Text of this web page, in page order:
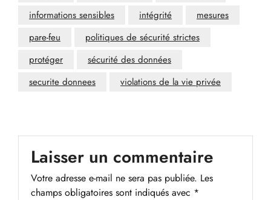
informations sensibles
intégrité
mesures
pare-feu
politiques de sécurité strictes
protéger
sécurité des données
securite donnees
violations de la vie privée
Laisser un commentaire
Votre adresse e-mail ne sera pas publiée. Les
champs obligatoires sont indiqués avec *